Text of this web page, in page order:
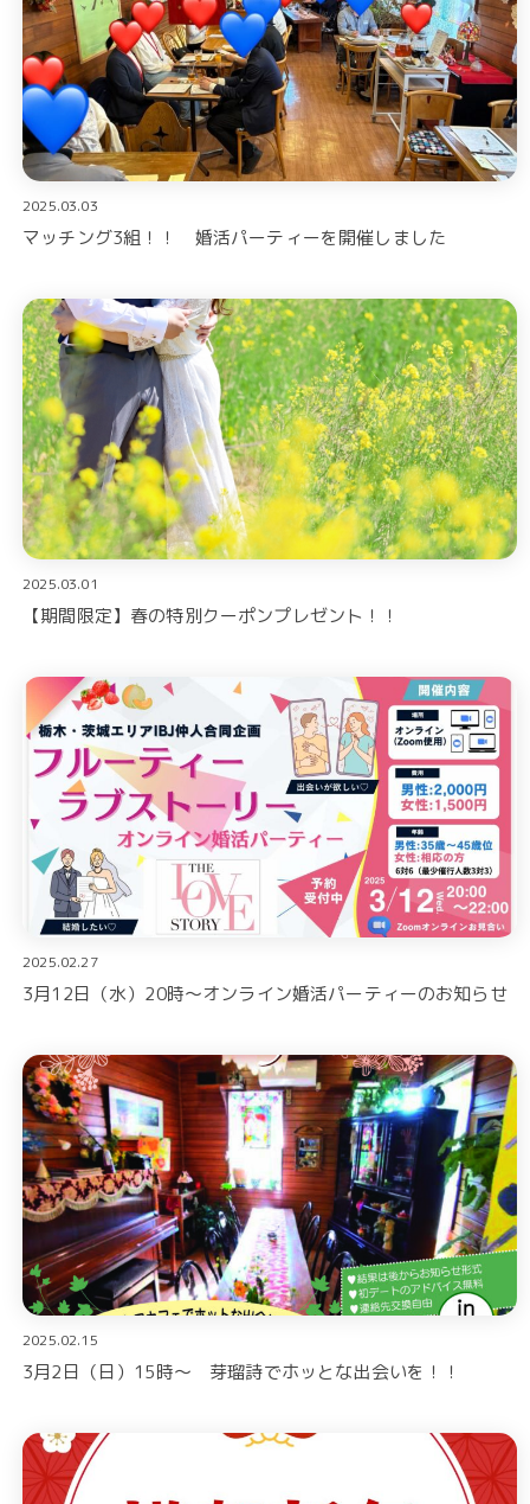
2025.03.03
マッチング3組！！ 婚活パーティーを開催しました
2025.03.01
【期間限定】春の特別クーポンプレゼント！！
2025.02.27
3月12日（水）20時～オンライン婚活パーティーのお知らせ
2025.02.15
3月2日（日）15時～ 芽瑠詩でホッとな出会いを！！